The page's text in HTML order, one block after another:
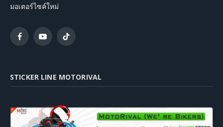
มอเตอร์ไซค์ใหม่
FacebookYouTubeTikTok
STICKER LINE MOTORIVAL